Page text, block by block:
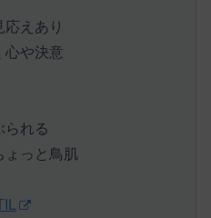
えあり
心や決意
られる
ょっと鳥肌